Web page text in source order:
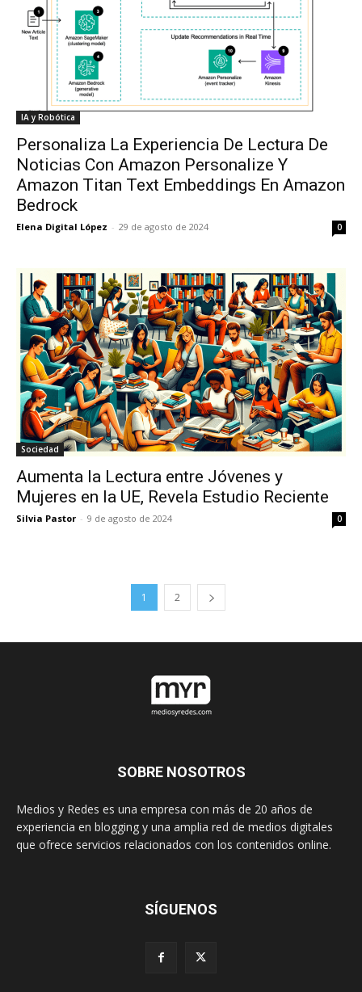
IA y Robótica
Personaliza La Experiencia De Lectura De
Noticias Con Amazon Personalize Y
Amazon Titan Text Embeddings En Amazon
Bedrock
Elena Digital López - 29 de agosto de 2024 0
Sociedad
Aumenta la Lectura entre Jóvenes y
Mujeres en la UE, Revela Estudio Reciente
Silvia Pastor - 9 de agosto de 2024 0
1 2
SOBRE NOSOTROS
Medios y Redes es una empresa con más de 20 años de
experiencia en blogging y una amplia red de medios digitales
que ofrece servicios relacionados con los contenidos online.
SÍGUENOS